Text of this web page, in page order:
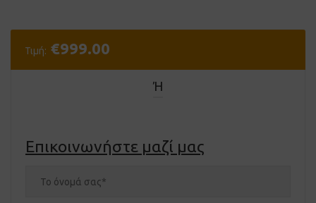
Τιμή: €999.00
Ή
Επικοινωνήστε μαζί μας